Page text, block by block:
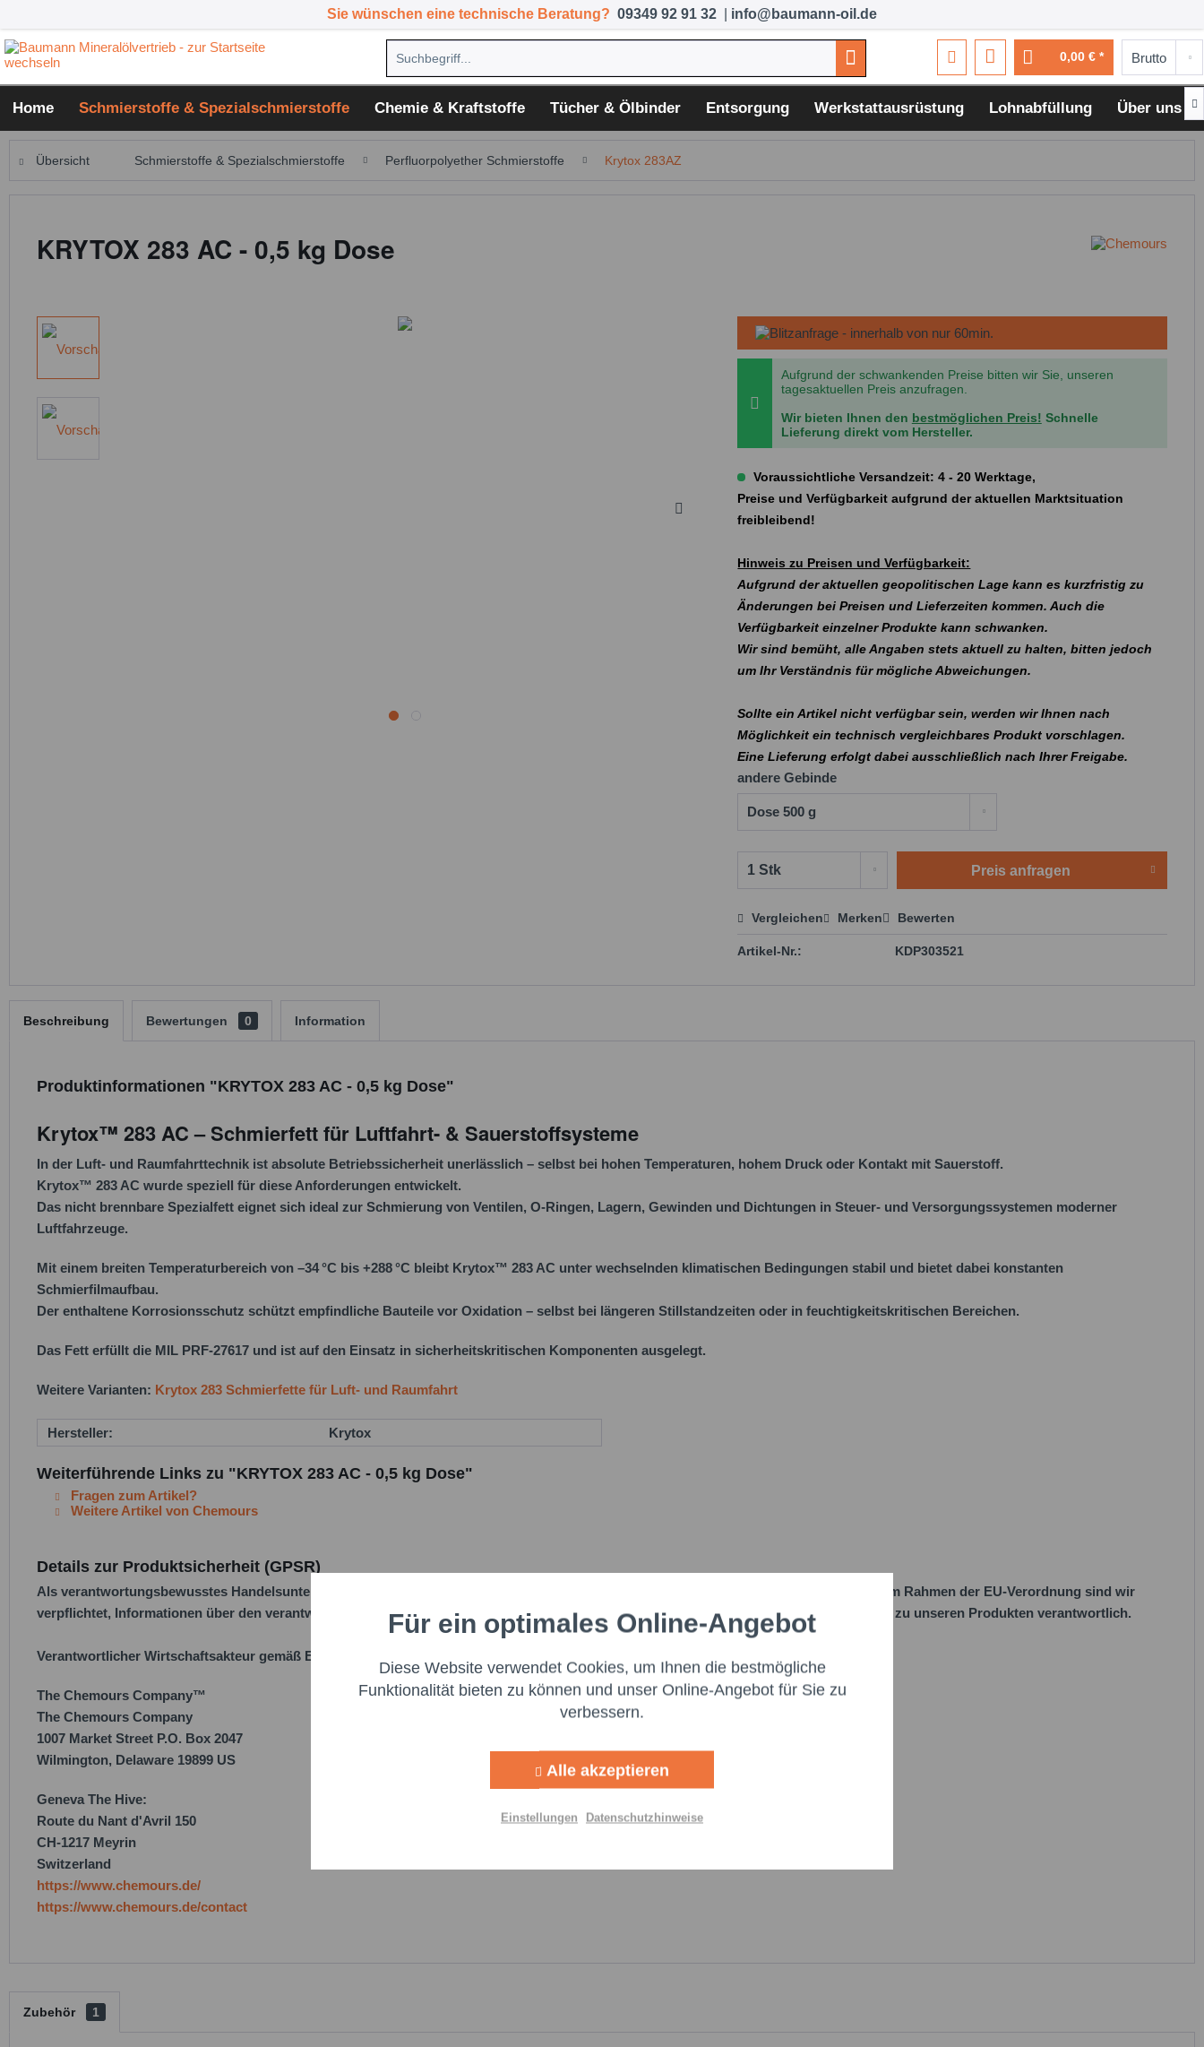
Sie wünschen eine technische Beratung? 09349 92 91 32 info@baumann-oil.de
0,00 € *
Home Schmierstoffe & Spezialschmierstoffe Chemie & Kraftstoffe Tücher & Ölbinder Entsorgung Werkstattausrüstung Lohnabfüllung Über uns 
Übersicht Schmierstoffe & Spezialschmierstoffe Perfluorpolyether Schmierstoffe Krytox 283AZ
KRYTOX 283 AC - 0,5 kg Dose
Aufgrund der schwankenden Preise bitten wir Sie, unseren
tagesaktuellen Preis anzufragen.
Wir bieten Ihnen den bestmöglichen Preis! Schnelle
Lieferung direkt vom Hersteller.
Voraussichtliche Versandzeit: 4 - 20 Werktage,
Preise und Verfügbarkeit aufgrund der aktuellen Marktsituation
freibleibend!
Hinweis zu Preisen und Verfügbarkeit:
Aufgrund der aktuellen geopolitischen Lage kann es kurzfristig zu
Änderungen bei Preisen und Lieferzeiten kommen. Auch die
Verfügbarkeit einzelner Produkte kann schwanken.
Wir sind bemüht, alle Angaben stets aktuell zu halten, bitten jedoch
um Ihr Verständnis für mögliche Abweichungen.
Sollte ein Artikel nicht verfügbar sein, werden wir Ihnen nach
Möglichkeit ein technisch vergleichbares Produkt vorschlagen.
Eine Lieferung erfolgt dabei ausschließlich nach Ihrer Freigabe.
andere Gebinde
Preis anfragen
Preis anfragen
Ich habe die
genommen.*
Vergleichen Merken Bewerten
Artikel-Nr.: KDP303521
Beschreibung Bewertungen 0 Information
Produktinformationen "KRYTOX 283 AC - 0,5 kg Dose"
Krytox™ 283 AC – Schmierfett für Luftfahrt- & Sauerstoffsysteme
In der Luft- und Raumfahrttechnik ist absolute Betriebssicherheit unerlässlich – selbst bei hohen Temperaturen, hohem Druck oder Kontakt mit Sauerstoff.
Krytox™ 283 AC wurde speziell für diese Anforderungen entwickelt.
Das nicht brennbare Spezialfett eignet sich ideal zur Schmierung von Ventilen, O-Ringen, Lagern, Gewinden und Dichtungen in Steuer- und Versorgungssystemen moderner
Luftfahrzeuge.
Mit einem breiten Temperaturbereich von –34 °C bis +288 °C bleibt Krytox™ 283 AC unter wechselnden klimatischen Bedingungen stabil und bietet dabei konstanten
Schmierfilmaufbau.
Der enthaltene Korrosionsschutz schützt empfindliche Bauteile vor Oxidation – selbst bei längeren Stillstandzeiten oder in feuchtigkeitskritischen Bereichen.
Das Fett erfüllt die MIL PRF-27617 und ist auf den Einsatz in sicherheitskritischen Komponenten ausgelegt.
Weitere Varianten: Krytox 283 Schmierfette für Luft- und Raumfahrt
Hersteller: Krytox
Weiterführende Links zu "KRYTOX 283 AC - 0,5 kg Dose"
Fragen zum Artikel?
Weitere Artikel von Chemours
Details zur Produktsicherheit (GPSR)
Als verantwortungsbewusstes Handelsunternehmen legen wir großen Wert auf Transparenz und die Einhaltung gesetzlicher Vorgaben. Im Rahmen der EU-Verordnung sind wir
verpflichtet, Informationen über den verantwortlichen Wirtschaftsakteur bereitzustellen. Dieser ist für die Einhaltung der EU-Vorschriften zu unseren Produkten verantwortlich.
Verantwortlicher Wirtschaftsakteur gemäß EU-Verordnung:
The Chemours Company™
The Chemours Company
1007 Market Street P.O. Box 2047
Wilmington, Delaware 19899 US
Geneva The Hive:
Route du Nant d'Avril 150
CH-1217 Meyrin
Switzerland
https://www.chemours.de/
https://www.chemours.de/contact
Zubehör 1
Funktionale Aktiv
Marketing Aktiv
Für ein optimales Online-Angebot
Diese Website verwendet Cookies, um Ihnen die bestmögliche
Funktionalität bieten zu können und unser Online-Angebot für Sie zu
verbessern.
Alle akzeptieren
Einstellungen Datenschutzhinweise